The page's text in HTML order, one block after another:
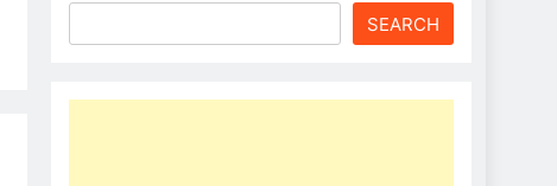
SEARCH